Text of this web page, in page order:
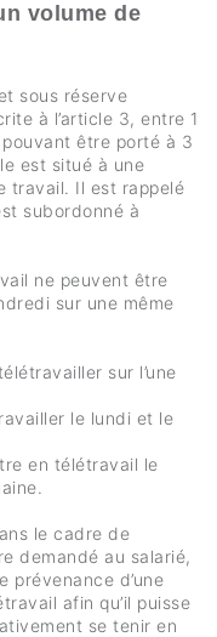
volume de
sous réserve
à l’article 3, entre 1
être porté à 3
est situé à une
travail. Il est rappelé
subordonné à
ne peuvent être
sur une même
sur l’une
le lundi et le
en télétravail le
le cadre de
demandé au salarié,
prévenance d’une
afin qu’il puisse
se tenir en